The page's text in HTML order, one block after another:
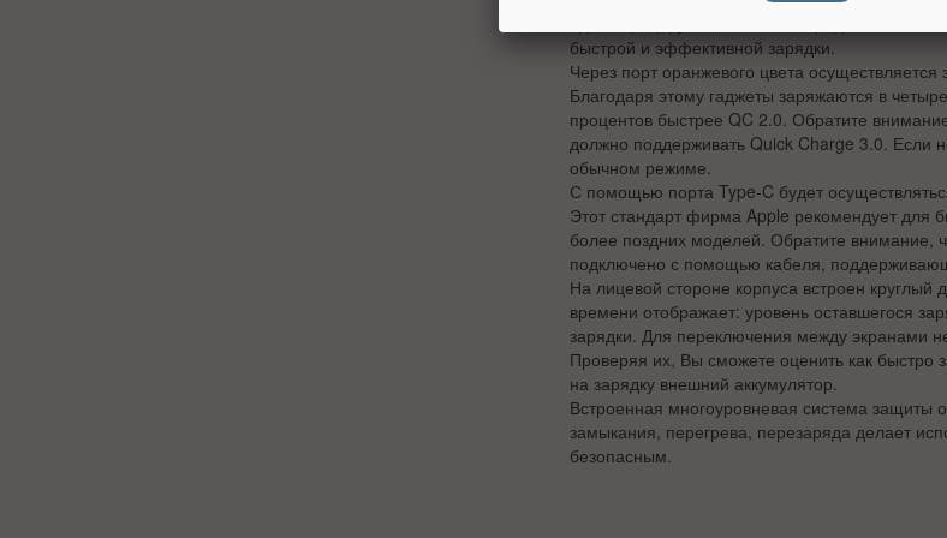
идентифицируется, а затем определяются
быстрой и эффективной зарядки.
Через порт оранжевого цвета
Благодаря этому гаджеты заряжаются в
процентов быстрее QC 2.0. Обратите
должно поддерживать Quick Charge 3.0. Если
обычном режиме.
С помощью порта Type-C будет
Этот стандарт фирма Apple рекомендует для
более поздних моделей. Обратите внимание,
подключено с помощью кабеля,
На лицевой стороне корпуса встроен
времени отображает: уровень оставшегося
зарядки. Для переключения между экранами
Проверяя их, Вы сможете оценить как быстро
на зарядку внешний аккумулятор.
Встроенная многоуровневая система защиты
замыкания, перегрева, перезаряда делает
безопасным.